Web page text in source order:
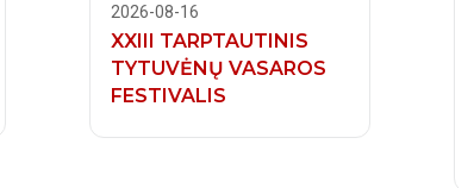
2026-08-16
XXIII TARPTAUTINIS
TYTUVĖNŲ VASAROS
FESTIVALIS